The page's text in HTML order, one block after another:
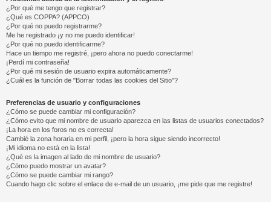
¿Por qué me tengo que registrar?
¿Qué es COPPA? (APPCO)
¿Por qué no puedo registrarme?
Me he registrado ¡y no me puedo identificar!
¿Por qué no puedo identificarme?
Hace un tiempo me registré, ¡pero ahora no puedo conectarme!
¡Perdí mi contraseña!
¿Por qué mi sesión de usuario expira automáticamente?
¿Cuál es la función de "Borrar todas las cookies del Sitio"?
Preferencias de usuario y configuraciones
¿Cómo se puede cambiar mi configuración?
¿Cómo evito que mi nombre de usuario aparezca en las listas de usuarios conectados?
¡La hora en los foros no es correcta!
Cambié la zona horaria en mi perfil, ¡pero la hora sigue siendo incorrecto!
¡Mi idioma no está en la lista!
¿Qué es la imagen al lado de mi nombre de usuario?
¿Cómo puedo mostrar un avatar?
¿Cómo se puede cambiar mi rango?
Cuando hago clic sobre el enlace de e-mail de un usuario, ¡me pide que me registre!